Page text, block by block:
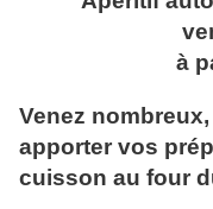
à
Venez
apporter vos
cuisson au four